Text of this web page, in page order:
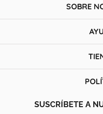
SOBRE
SUSCRÍBETE A